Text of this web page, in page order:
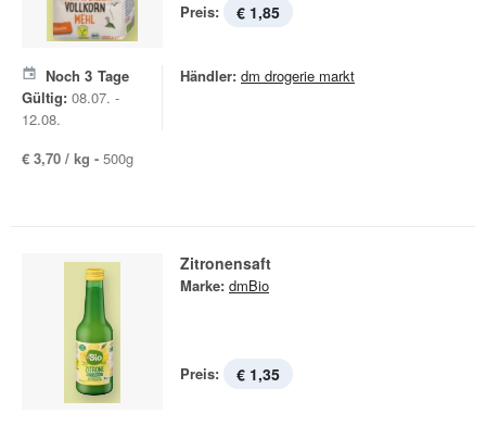
Preis: € 1,85
Noch 3 Tage
Gültig: 08.07. -
12.08.
Händler: dm drogerie markt
€ 3,70 / kg - 500g
Zitronensaft
Marke: dmBio
Preis: € 1,35